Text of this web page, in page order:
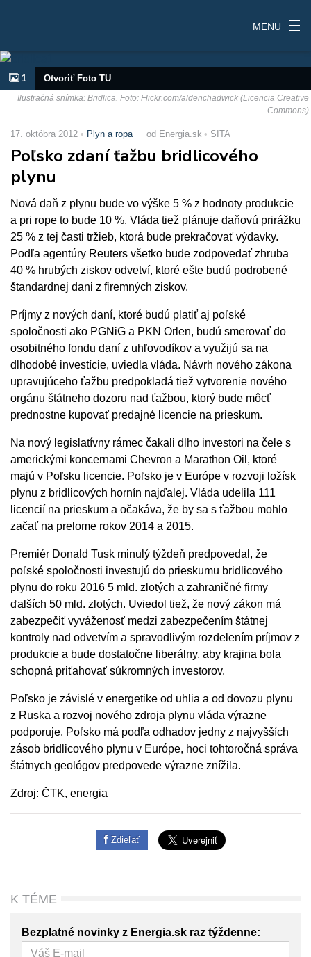
MENU
1 Otvoriť Foto TU
Ilustračná snímka: Bridlica. Foto: Flickr.com/aldenchadwick (Licencia Creative
Commons)
17. októbra 2012 Plyn a ropa od Energia.sk SITA
Poľsko zdaní ťažbu bridlicového
plynu
Nová daň z plynu bude vo výške 5 % z hodnoty produkcie
a pri rope to bude 10 %. Vláda tiež plánuje daňovú prirážku
25 % z tej časti tržieb, ktorá bude prekračovať výdavky.
Podľa agentúry Reuters všetko bude zodpovedať zhruba
40 % hrubých ziskov odvetví, ktoré ešte budú podrobené
štandardnej dani z firemných ziskov.
Príjmy z nových daní, ktoré budú platiť aj poľské
spoločnosti ako PGNiG a PKN Orlen, budú smerovať do
osobitného fondu daní z uhľovodíkov a využijú sa na
dlhodobé investície, uviedla vláda. Návrh nového zákona
upravujúceho ťažbu predpokladá tiež vytvorenie nového
orgánu štátneho dozoru nad ťažbou, ktorý bude môcť
prednostne kupovať predajné licencie na prieskum.
Na nový legislatívny rámec čakali dlho investori na čele s
americkými koncernami Chevron a Marathon Oil, ktoré
majú v Poľsku licencie. Poľsko je v Európe v rozvoji ložísk
plynu z bridlicových hornín najďalej. Vláda udelila 111
licencií na prieskum a očakáva, že by sa s ťažbou mohlo
začať na prelome rokov 2014 a 2015.
Premiér Donald Tusk minulý týždeň predpovedal, že
poľské spoločnosti investujú do prieskumu bridlicového
plynu do roku 2016 5 mld. zlotých a zahraničné firmy
ďalších 50 mld. zlotých. Uviedol tiež, že nový zákon má
zabezpečiť vyváženosť medzi zabezpečením štátnej
kontroly nad odvetvím a spravodlivým rozdelením príjmov z
produkcie a bude dostatočne liberálny, aby krajina bola
schopná priťahovať súkromných investorov.
Poľsko je závislé v energetike od uhlia a od dovozu plynu
z Ruska a rozvoj nového zdroja plynu vláda výrazne
podporuje. Poľsko má podľa odhadov jedny z najvyšších
zásob bridlicového plynu v Európe, hoci tohtoročná správa
štátnych geológov predpovede výrazne znížila.
Zdroj: ČTK, energia
Zdieľať
K TÉME
Bezplatné novinky z Energia.sk raz týždenne: